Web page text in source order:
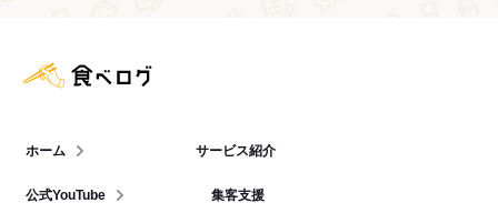
ホーム
公式YouTube
サービス紹介
集客支援